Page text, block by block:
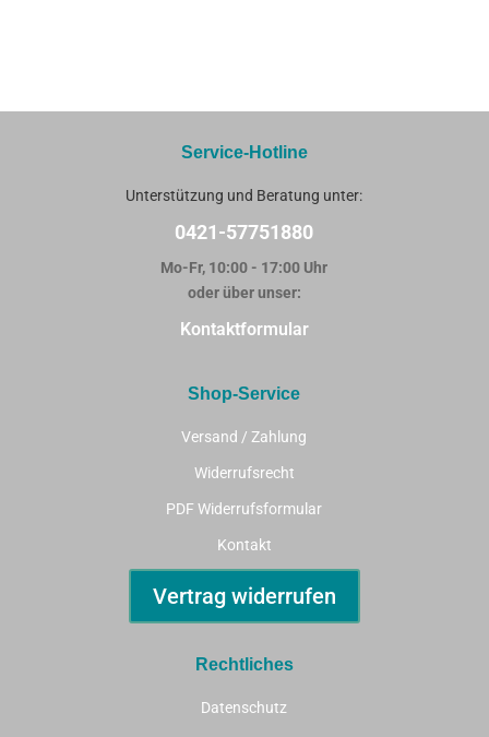
Service-Hotline
Unterstützung und Beratung unter:
0421-57751880
Mo-Fr, 10:00 - 17:00 Uhr
oder über unser:
Kontaktformular
Shop-Service
Versand / Zahlung
Widerrufsrecht
PDF Widerrufsformular
Kontakt
Vertrag widerrufen
Rechtliches
Datenschutz